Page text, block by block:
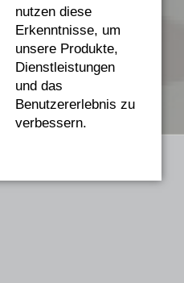
und
Sie uns an – Tel.
nutzen diese
Erkenntnisse, um
unsere Produkte,
Dienstleistungen
und das
Benutzererlebnis zu
verbessern.